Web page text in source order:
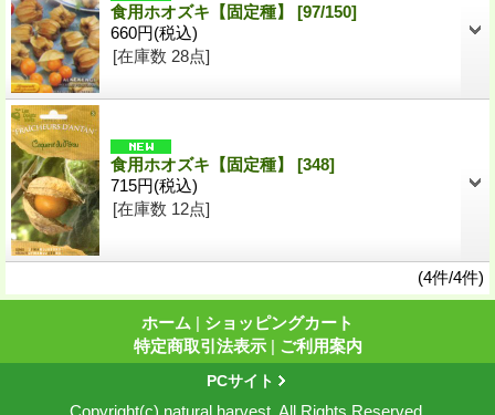
食用ホオズキ【固定種】 [97/150]
660円(税込)
[在庫数 28点]
食用ホオズキ【固定種】 [348]
715円(税込)
[在庫数 12点]
(4件/4件)
ホーム | ショッピングカート
特定商取引法表示 | ご利用案内
PCサイト
Copyright(c) natural harvest. All Rights Reserved.